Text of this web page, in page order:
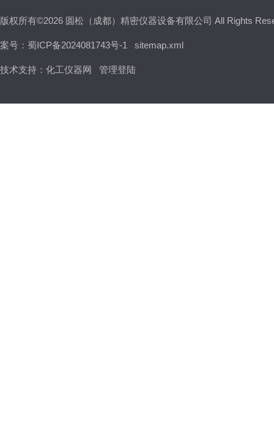
版权所有©2026 圆松（成都）精密仪器设备有限公司 All Rights
案号：蜀ICP备2024081743号-1 sitemap.xml
技术支持： 化工仪器网 管理登陆